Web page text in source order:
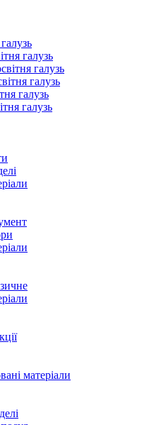
галузь
галузь
галузь
галузь
галузь
матеріали